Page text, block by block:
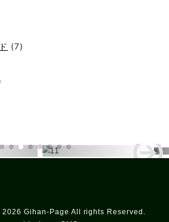
(7)
Gihan-Page All rights Reserved.